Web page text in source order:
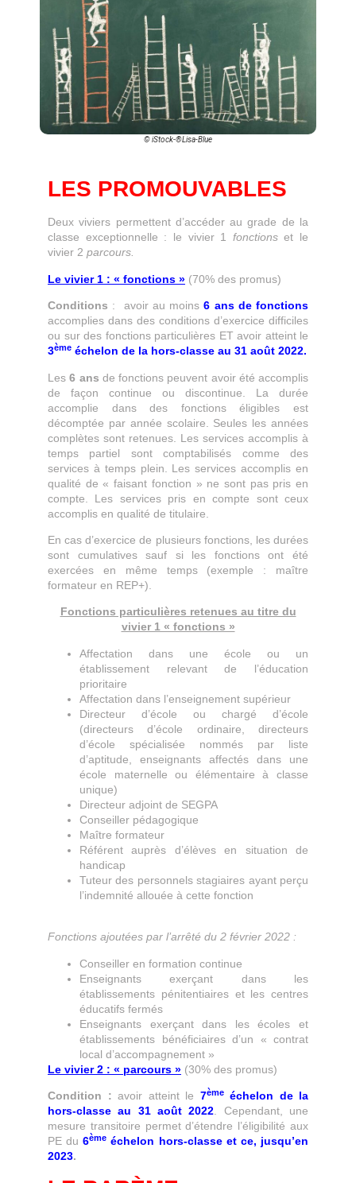
© iStock-®Lisa-Blue
LES PROMOUVABLES
Deux viviers permettent d’accéder au grade de la
classe exceptionnelle : le vivier 1 fonctionset le
vivier 2 parcours.
Le vivier 1 : « fonctions » (70% des promus)
Conditions : avoir au moins6 ans de fonctions
accomplies dans des conditions d’exercice difficiles
ou sur des fonctions particulières ET avoir atteint le
3ème échelon de la hors-classe au 31 août 2022.
Les6 ans de fonctions peuvent avoir été accomplis
de façon continue ou discontinue. La durée
accomplie dans des fonctions éligibles est
décomptée par année scolaire. Seules les années
complètes sont retenues. Les services accomplis à
temps partiel sont comptabilisés comme des
services à temps plein. Les services accomplis en
qualité de « faisant fonction » ne sont pas pris en
compte. Les services pris en compte sont ceux
accomplis en qualité de titulaire.
En cas d’exercice de plusieurs fonctions, les durées
sont cumulatives sauf si les fonctions ont été
exercées en même temps (exemple : maître
formateur en REP+).
Fonctions particulières retenues au titre du
vivier 1 « fonctions »
Affectation dans une école ou un
établissement relevant de l’éducation
prioritaire
Affectation dans l’enseignement supérieur
Directeur d’école ou chargé d’école
(directeurs d’école ordinaire, directeurs
d’école spécialisée nommés par liste
d’aptitude, enseignants affectés dans une
école maternelle ou élémentaire à classe
unique)
Directeur adjoint de SEGPA
Conseiller pédagogique
Maître formateur
Référent auprès d’élèves en situation de
handicap
Tuteur des personnels stagiaires ayant perçu
l’indemnité allouée à cette fonction
Fonctions ajoutées par l’arrêté du 2 février 2022 :
Conseiller en formation continue
Enseignants exerçant dans les
établissements pénitentiaires et les centres
éducatifs fermés
Enseignants exerçant dans les écoles et
établissements bénéficiaires d’un « contrat
local d’accompagnement »
Le vivier 2 : « parcours » (30% des promus)
Condition : avoir atteint le 7èmeéchelon de la
hors-classe au 31 août 2022 . Cependant, une
mesure transitoire permet d’étendre l’éligibilité aux
PE du6ème échelon hors-classe et ce, jusqu’en
2023.